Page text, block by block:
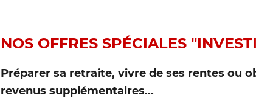
RENTABILITÉ 7,40 %
NOS OFFRES SPÉCIALES
Préparer sa retraite, vivre de ses rentes ou
revenus supplémentaires...